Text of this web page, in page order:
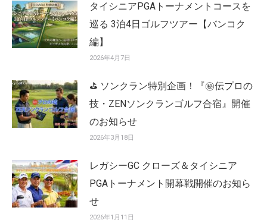
タイシニアPGAトーナメントコースを
巡る 3泊4日ゴルフツアー【バンコク
編】
2026年4月7日
⛳ ソンクラン特別企画！『㊙️伝プロの
技・ZENソンクランゴルフ合宿』開催
のお知らせ
2026年3月18日
レガシーGC クローズ＆タイシニア
PGAトーナメント開幕戦開催のお知ら
せ
2026年1月11日